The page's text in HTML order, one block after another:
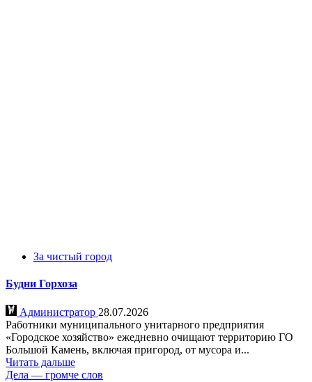
За чистый город
Будни Горхоза
Администратор 28.07.2026
Работники муниципального унитарного предприятия
«Городское хозяйство» ежедневно очищают территорию ГО
Большой Камень, включая пригород, от мусора и...
Читать дальше
Дела — громче слов